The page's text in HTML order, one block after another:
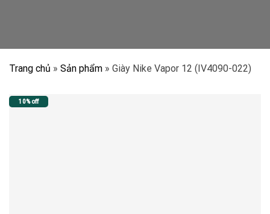
Trang chủ » Sản phẩm » Giày Nike Vapor 12 (IV4090-022)
10% off